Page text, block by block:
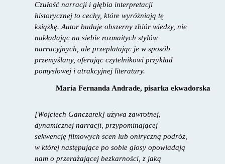
Czułość narracji i głębia interpretacji
historycznej to cechy, które wyróżniają tę
książkę. Autor buduje obszerny zbiór wiedzy, nie
nakładając na siebie rozmaitych stylów
narracyjnych, ale przeplatając je w sposób
przemyślany, oferując czytelnikowi przykład
pomysłowej i atrakcyjnej literatury.
María Fernanda Andrade, pisarka ekwadorska
[Wojciech Ganczarek] używa zawrotnej,
dynamicznej narracji, przypominającej
sekwencję filmowych scen lub oniryczną podróż,
w której następujące po sobie głosy opowiadają
nam o przerażającej bezkarności, z jaką